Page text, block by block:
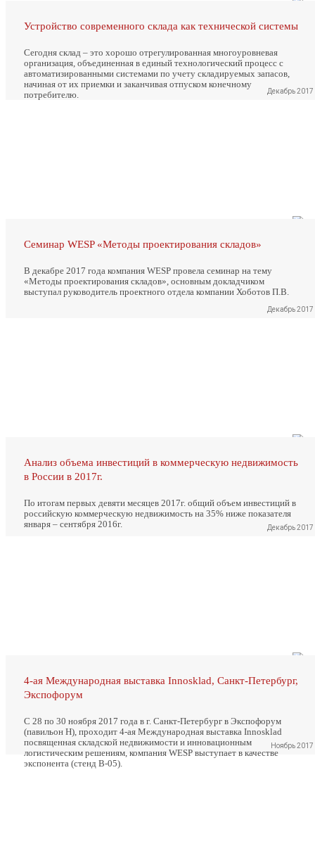
Устройство современного склада как технической системы
Сегодня склад – это хорошо отрегулированная многоуровневая
организация, объединенная в единый технологический процесс с
автоматизированными системами по учету складируемых запасов,
начиная от их приемки и заканчивая отпуском конечному
потребителю.
Декабрь 2017
Семинар WESP «Методы проектирования складов»
В декабре 2017 года компания WESP провела семинар на тему
«Методы проектирования складов», основным докладчиком
выступал руководитель проектного отдела компании Хоботов П.В.
Декабрь 2017
Анализ объема инвестиций в коммерческую недвижимость
в России в 2017г.
По итогам первых девяти месяцев 2017г. общий объем инвестиций в
российскую коммерческую недвижимость на 35% ниже показателя
января – сентября 2016г.
Декабрь 2017
4-ая Международная выставка Innosklad, Санкт-Петербург,
Экспофорум
С 28 по 30 ноября 2017 года в г. Санкт-Петербург в Экспофорум
(павильон Н), проходит 4-ая Международная выставка Innosklad
посвященная складской недвижимости и инновационным
логистическим решениям, компания WESP выступает в качестве
экспонента (стенд В-05).
Ноябрь 2017